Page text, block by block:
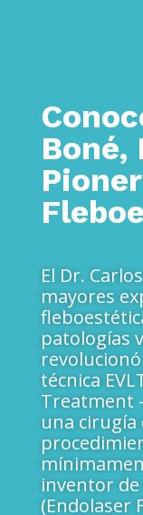
Boné,
El Dr.
mayores
patologías
técnica
Treatment
una cirugía
inventor de
(Endolaser